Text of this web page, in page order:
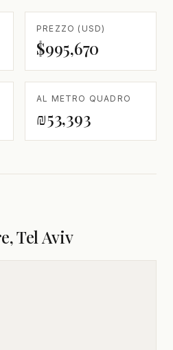
PREZZO (USD)
$995,670
AL METRO QUADRO
₪53,393
Tel Aviv